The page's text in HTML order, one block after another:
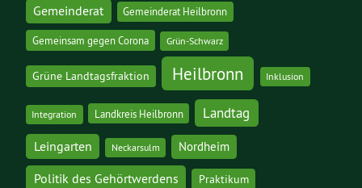
Gemeinderat Gemeinderat Heilbronn
Gemeinsam gegen Corona Grün-Schwarz
Grüne Landtagsfraktion Heilbronn Inklusion
Integration Landkreis Heilbronn Landtag
Leingarten Neckarsulm Nordheim
Politik des Gehörtwerdens Praktikum